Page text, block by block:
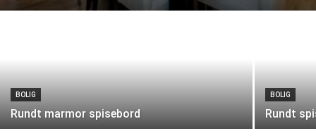
BOLIG
Rundt marmor spisebord
BOLIG
Rundt